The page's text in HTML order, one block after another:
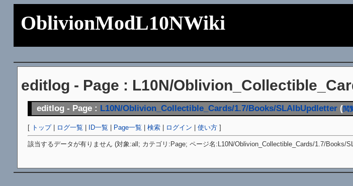
OblivionModL10NWiki
editlog - Page : L10N/
editlog - Page : L10N/Oblivion_Collectible_Cards/1.7/Books/SLAlbUpdletter (閲
[ トップ| ログ一覧 | ID一覧 | Page一覧 |検索 | ログイン |使い方 ]
該当するデータが有りません (対象:all; カテゴリ:Page; ページ名:L10N/Oblivion_Collectible_Cards/1.7/Books/